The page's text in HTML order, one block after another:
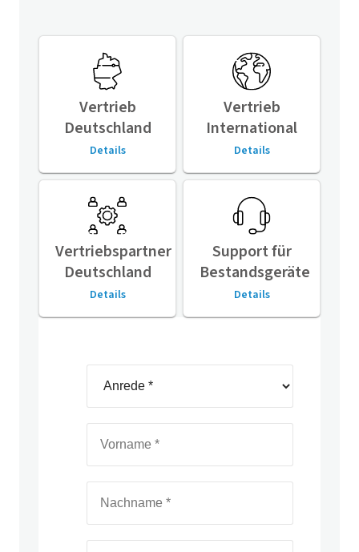
Vertrieb
Deutschland
Details
Vertrieb
International
Details
Vertriebspartner
Deutschland
Details
Support für
Bestandsgeräte
Details